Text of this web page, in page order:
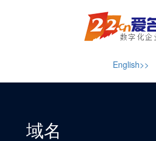
English>>
域名